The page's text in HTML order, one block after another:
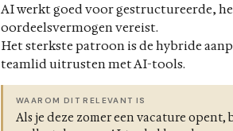
AI werkt goed voor gestructureerde,
oordeelsvermogen vereist.
Het sterkste patroon is de hybride
teamlid uitrusten met AI-tools.
WAAROM DIT RELEVANT IS
Als je deze zomer een vacature